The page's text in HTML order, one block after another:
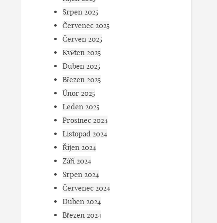
Srpen 2025
Červenec 2025
Červen 2025
Květen 2025
Duben 2025
Březen 2025
Únor 2025
Leden 2025
Prosinec 2024
Listopad 2024
Říjen 2024
Září 2024
Srpen 2024
Červenec 2024
Duben 2024
Březen 2024